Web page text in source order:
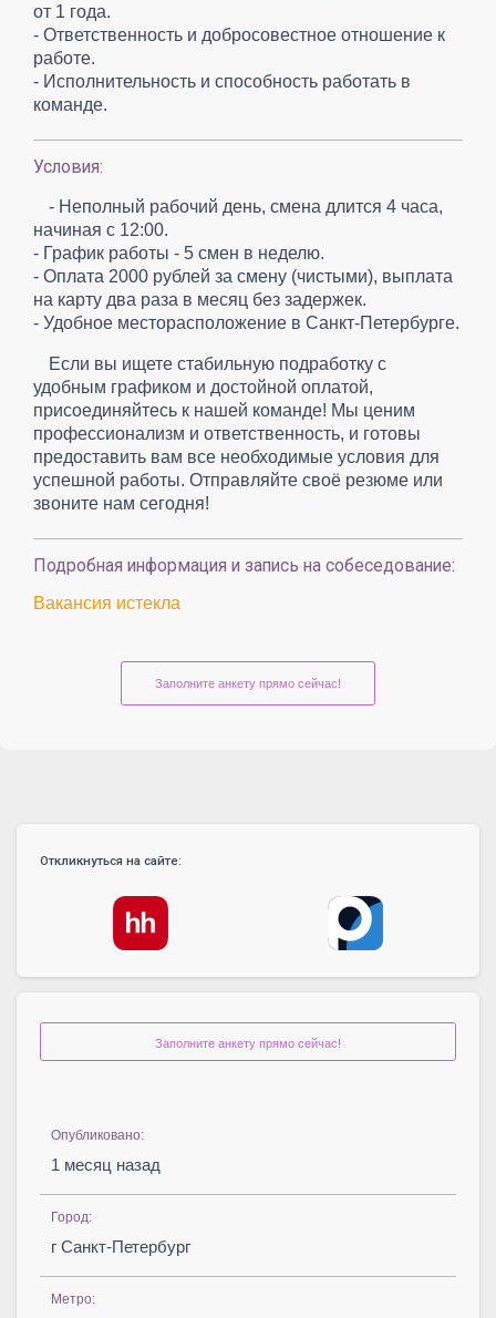
от 1 года.
- Ответственность и добросовестное отношение к
работе.
- Исполнительность и способность работать в
команде.
Условия:
- Неполный рабочий день, смена длится 4 часа,
начиная с 12:00.
- График работы - 5 смен в неделю.
- Оплата 2000 рублей за смену (чистыми), выплата
на карту два раза в месяц без задержек.
- Удобное месторасположение в Санкт-Петербурге.
Если вы ищете стабильную подработку с
удобным графиком и достойной оплатой,
присоединяйтесь к нашей команде! Мы ценим
профессионализм и ответственность, и готовы
предоставить вам все необходимые условия для
успешной работы. Отправляйте своё резюме или
звоните нам сегодня!
Подробная информация и запись на собеседование:
Вакансия истекла
Заполните анкету прямо сейчас!
Откликнуться на сайте:
Заполните анкету прямо сейчас!
Опубликовано:
1 месяц назад
Город:
г Санкт-Петербург
Метро: